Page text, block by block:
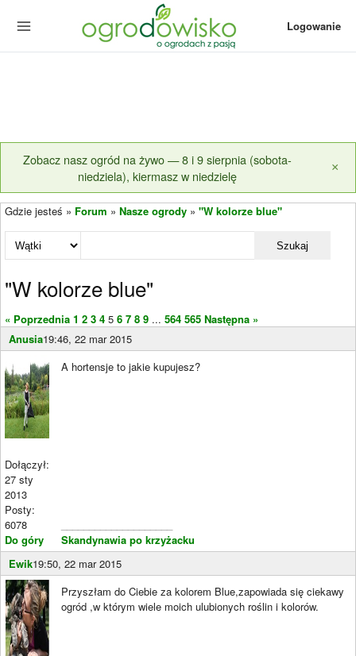
Logowanie
Zobacz nasz ogród na żywo — 8 i 9 sierpnia (sobota-
niedziela), kiermasz w niedzielę
×
Gdzie jesteś » Forum » Nasze ogrody » "W kolorze blue"
Szukaj
"W kolorze blue"
« Poprzednia 1 2 3 4 5 6 7 8 9 ... 564 565 Następna »
Anusia19:46, 22 mar 2015
Dołączył:
27 sty
2013
Posty:
6078
Do góry
A hortensje to jakie kupujesz?
Skandynawia po krzyżacku
Ewik19:50, 22 mar 2015
Przyszłam do Ciebie za kolorem Blue,zapowiada się ciekawy
ogród ,w którym wiele moich ulubionych roślin i kolorów.